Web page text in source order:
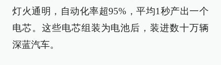
灯火通明，自动化率超95%，平均1秒产出一个
电芯。这些电芯组装为电池后，装进数十万辆
深蓝汽车。